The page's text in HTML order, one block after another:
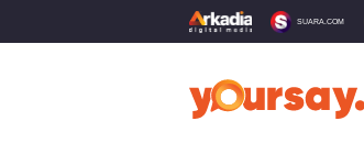
SUARA.COM